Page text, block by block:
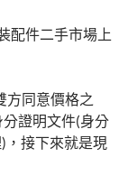
配件二手市場上
方同意價格之
證明文件(身分
，接下來就是現